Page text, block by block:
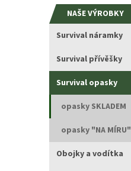
n
e
NAŠE VÝROBKY
Survival náramky
Survival přívěšky
Survival opasky
opasky SKLADEM
opasky "NA MÍRU"
Obojky a vodítka